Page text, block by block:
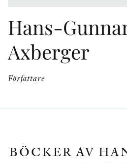
Hans-
Axberger
Författare
BÖCKER AV